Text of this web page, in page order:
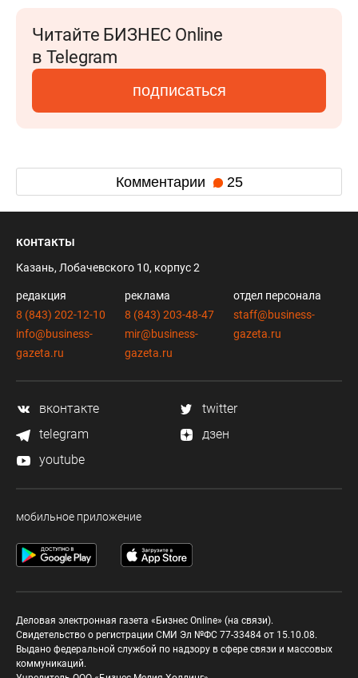
Читайте БИЗНЕС Online
в Telegram
подписаться
Комментарии 25
контакты
Казань, Лобачевского 10, корпус 2
редакция
8 (843) 202-12-10
info@business-
gazeta.ru
реклама
8 (843) 203-48-47
mir@business-
gazeta.ru
отдел персонала
staff@business-
gazeta.ru
вконтакте
twitter
telegram
дзен
youtube
мобильное приложение
Деловая электронная газета «Бизнес Online» (на связи).
Свидетельство о регистрации СМИ Эл №ФС 77-33484 от 15.10.08.
Выдано федеральной службой по надзору в сфере связи и массовых
коммуникаций.